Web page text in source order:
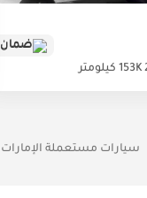
ضمان
153K كيلومتر
سيارات مستعملة الإمارات